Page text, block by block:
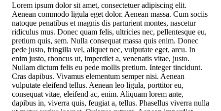
Lorem ipsum dolor sit amet, consectetuer adipiscing elit.
Aenean commodo ligula eget dolor. Aenean massa. Cum sociis
natoque penatibus et magnis dis parturient montes, nascetur
ridiculus mus. Donec quam felis, ultricies nec, pellentesque eu,
pretium quis, sem. Nulla consequat massa quis enim. Donec
pede justo, fringilla vel, aliquet nec, vulputate eget, arcu. In
enim justo, rhoncus ut, imperdiet a, venenatis vitae, justo.
Nullam dictum felis eu pede mollis pretium. Integer tincidunt.
Cras dapibus. Vivamus elementum semper nisi. Aenean
vulputate eleifend tellus. Aenean leo ligula, porttitor eu,
consequat vitae, eleifend ac, enim. Aliquam lorem ante,
dapibus in, viverra quis, feugiat a, tellus. Phasellus viverra nulla